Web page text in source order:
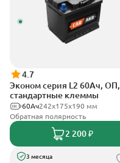
4.7
Эконом серия L2 60Ач, ОП,
стандартные клеммы
242х175х190 мм
60Ач
Обратная полярность
2 200 ₽
3 месяца